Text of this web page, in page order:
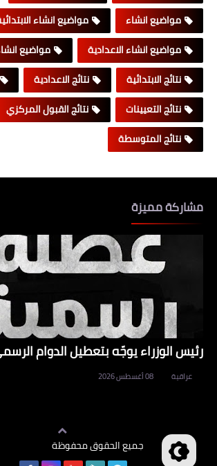
مواضيع انشاء
مواضيع انشاء
مواضيع انشاء الاعدادية
مواضيع
نتائج الابتدائية
نتائج الاعدادية
نتائج التعيينات
نتائج القبول المركزي
نتائج المتوسطة
مشاركة مميزة
رئيس الوزراء يوجّه بتعطيل الدوام
عراقية 08 أغسطس 2026
جميع الحقوق محفوظة